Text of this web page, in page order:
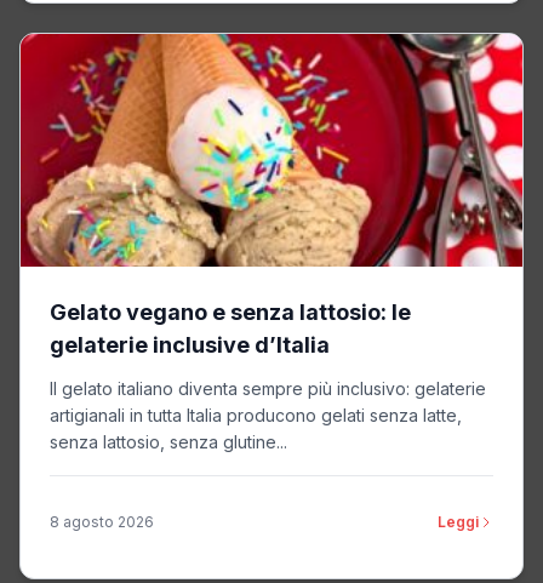
Gelato vegano e senza lattosio: le
gelaterie inclusive d’Italia
Il gelato italiano diventa sempre più inclusivo: gelaterie
artigianali in tutta Italia producono gelati senza latte,
senza lattosio, senza glutine...
8 agosto 2026 Leggi